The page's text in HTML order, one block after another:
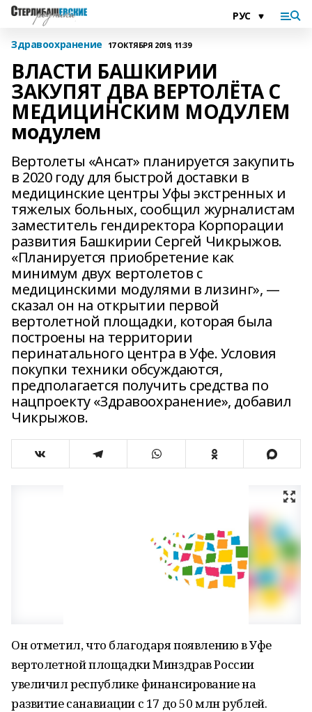
Здравоохранение 17 ОКТЯБРЯ 2019, 11:39
ВЛАСТИ БАШКИРИИ
ЗАКУПЯТ ДВА ВЕРТОЛЁТА С
МЕДИЦИНСКИМ МОДУЛЕМ
модулем
Вертолеты «Ансат» планируется закупить
в 2020 году для быстрой доставки в
медицинские центры Уфы экстренных и
тяжелых больных, сообщил журналистам
заместитель гендиректора Корпорации
развития Башкирии Сергей Чикрыжов.
«Планируется приобретение как
минимум двух вертолетов с
медицинскими модулями в лизинг», —
сказал он на открытии первой
вертолетной площадки, которая была
построены на территории
перинатального центра в Уфе. Условия
покупки техники обсуждаются,
предполагается получить средства по
нацпроекту «Здравоохранение», добавил
Чикрыжов.
Он отметил, что благодаря появлению в Уфе
вертолетной площадки Минздрав России
увеличил республике финансирование на
развитие санавиации с 17 до 50 млн рублей.